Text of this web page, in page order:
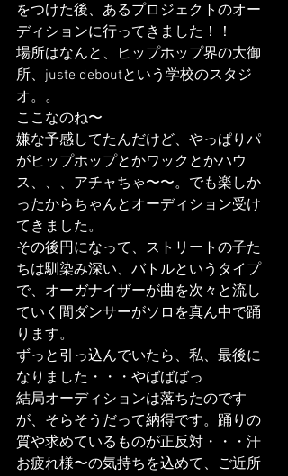
をつけた後、あるプロジェクトのオー
ディションに行ってきました！！
場所はなんと、ヒップホップ界の大御
所、juste deboutという学校のスタジ
オ。。
ここなのね〜
嫌な予感してたんだけど、やっぱりパ
がヒップホップとかワックとかハウ
ス、、、アチャちゃ〜〜。でも楽しか
ったからちゃんとオーディション受け
てきました。
その後円になって、ストリートの子た
ちは馴染み深い、バトルというタイプ
で、オーガナイザーが曲を次々と流し
ていく間ダンサーがソロを真ん中で踊
ります。
ずっと引っ込んでいたら、私、最後に
なりました・・・やばばばっ
結局オーディションは落ちたのです
が、そらそうだって納得です。踊りの
質や求めているものが正反対・・・汗
お疲れ様〜の気持ちを込めて、ご近所